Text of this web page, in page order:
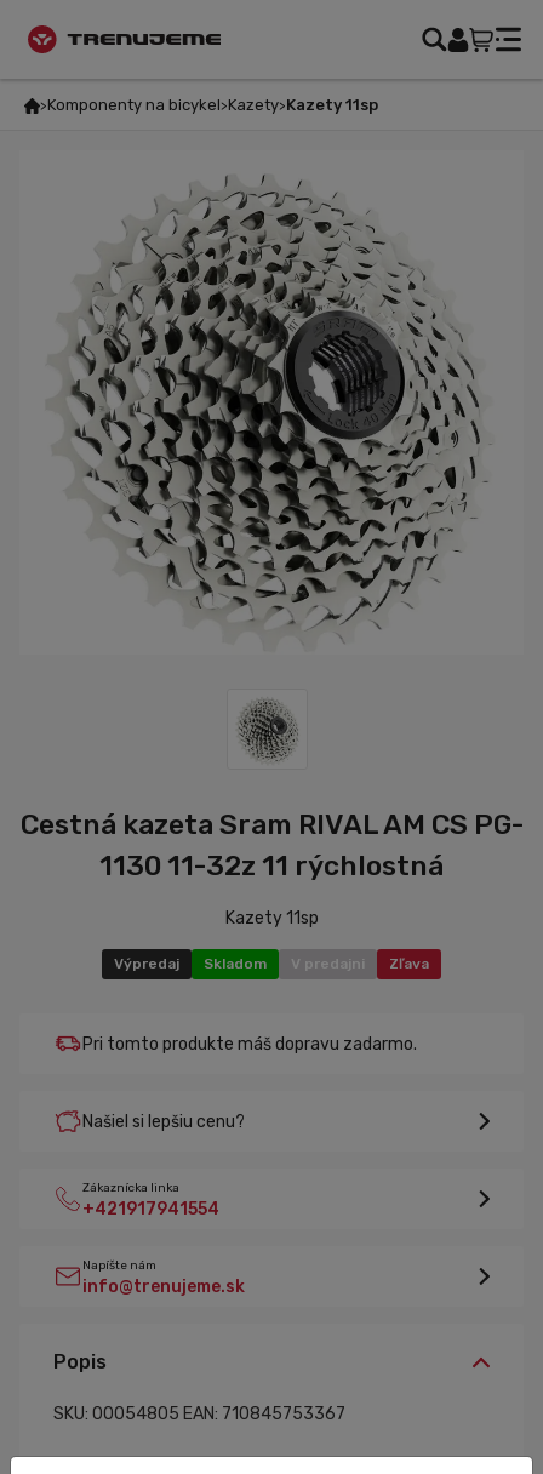
Komponenty na bicykel Kazety Kazety 11sp
Cestná kazeta Sram RIVAL AM CS PG-
1130 11-32z 11 rýchlostná
Kazety 11sp
Výpredaj Skladom V predajni Zľava
Pri tomto produkte máš dopravu zadarmo.
Našiel si lepšiu cenu?
Zákaznícka linka
+421917941554
Napíšte nám
info@trenujeme.sk
Popis
SKU: 00054805 EAN: 710845753367